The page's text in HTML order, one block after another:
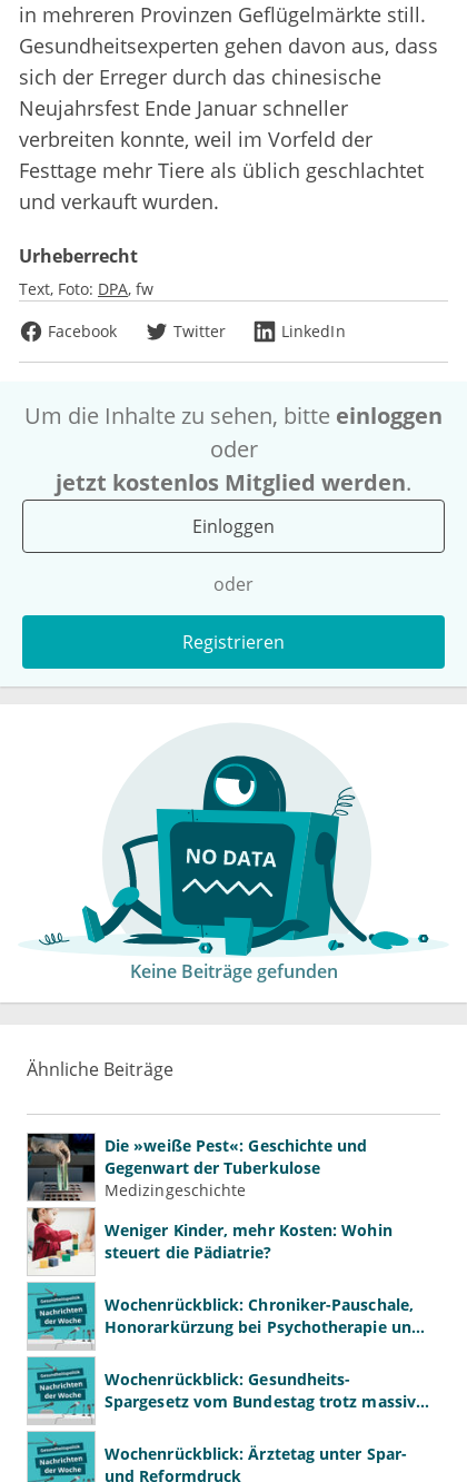
in mehreren Provinzen Geflügelmärkte still.
Gesundheitsexperten gehen davon aus, dass
sich der Erreger durch das chinesische
Neujahrsfest Ende Januar schneller
verbreiten konnte, weil im Vorfeld der
Festtage mehr Tiere als üblich geschlachtet
und verkauft wurden.
Urheberrecht
Text, Foto: DPA fw
Facebook
Twitter LinkedIn
Um die Inhalte zu sehen, bitte einloggen
oder
jetzt kostenlos Mitglied werden.
Einloggen
oder
Registrieren
Keine Beiträge gefunden
Ähnliche Beiträge
Die »weiße Pest«: Geschichte und
Gegenwart der Tuberkulose
Medizingeschichte
Weniger Kinder, mehr Kosten: Wohin
steuert die Pädiatrie?
Wochenrückblick: Chroniker-Pauschale,
Honorarkürzung bei Psychotherapie und
Wochenrückblick: Gesundheits-
Spargesetz vom Bundestag trotz massiver
Wochenrückblick: Ärztetag unter Spar-
und Reformdruck